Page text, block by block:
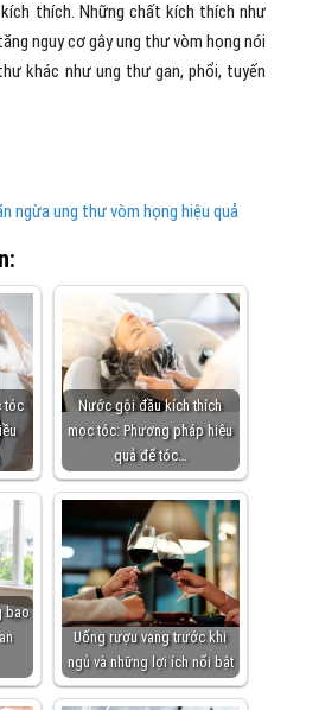
thích. Những chất kích thích như
nguy cơ gây ung thư vòm họng nói
khác như ung thư gan, phổi, tuyến
ngừa ung thư vòm họng hiệu quả
tóc
Nước gội đầu kích thích
mọc tóc: Phương pháp hiệu
quả để tóc…
bao
Uống rượu vang trước khi
ngủ và những lợi ích nổi bật